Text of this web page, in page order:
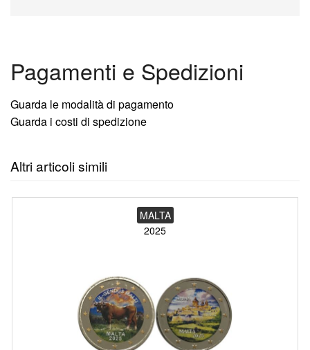
Pagamenti e Spedizioni
Guarda le modalità di pagamento
Guarda i costi di spedizione
Altri articoli simili
MALTA
2025